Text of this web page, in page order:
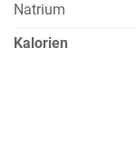
Natrium
Kalorien